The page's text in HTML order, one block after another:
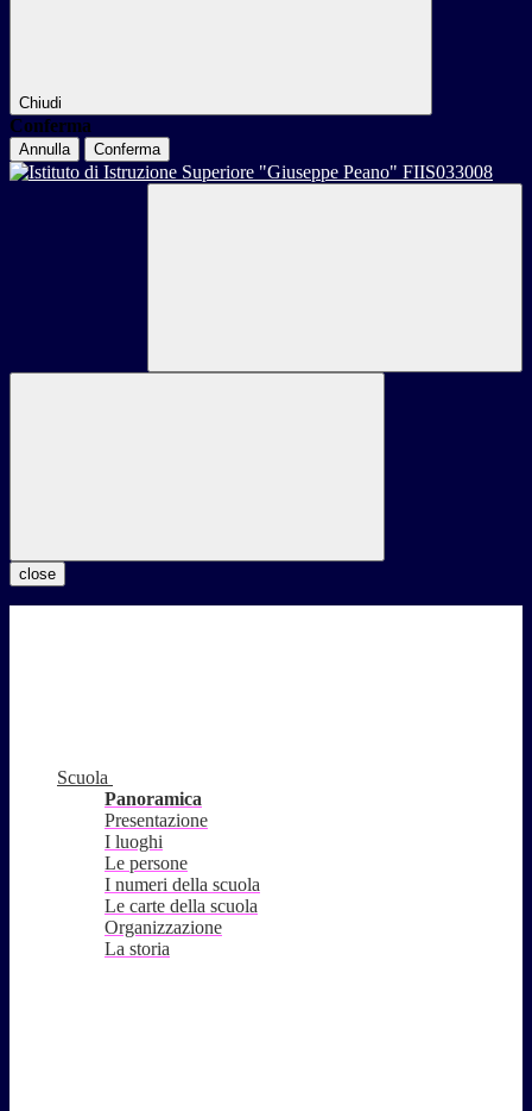
Chiudi
Conferma
Annulla Conferma
close
Scuola
Panoramica
Presentazione
I luoghi
Le persone
I numeri della scuola
Le carte della scuola
Organizzazione
La storia